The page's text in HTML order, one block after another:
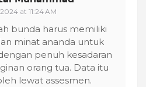
at 11:24 AM
bunda harus memiliki
minat ananda untuk
penuh kesadaran
orang tua. Data itu
lewat assesmen.